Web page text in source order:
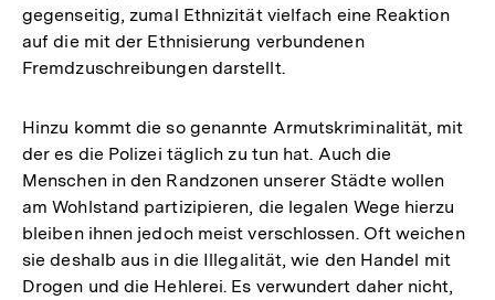
gegenseitig, zumal Ethnizität vielfach eine Reaktion
auf die mit der Ethnisierung verbundenen
Fremdzuschreibungen darstellt.
Hinzu kommt die so genannte Armutskriminalität, mit
der es die Polizei täglich zu tun hat. Auch die
Menschen in den Randzonen unserer Städte wollen
am Wohlstand partizipieren, die legalen Wege hierzu
bleiben ihnen jedoch meist verschlossen. Oft weichen
sie deshalb aus in die Illegalität, wie den Handel mit
Drogen und die Hehlerei. Es verwundert daher nicht,